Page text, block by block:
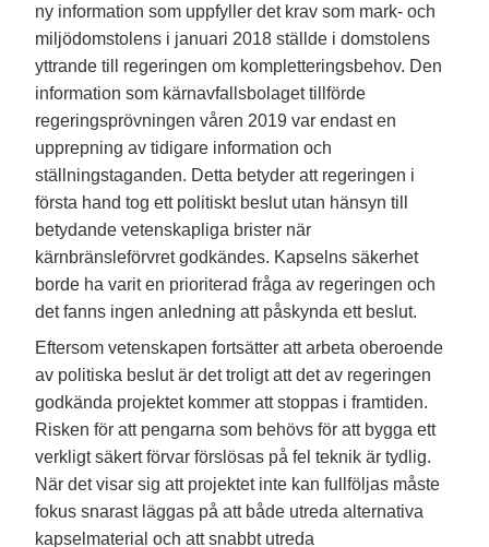
ny information som uppfyller det krav som mark- och
miljödomstolens i januari 2018 ställde i domstolens
yttrande till regeringen om kompletteringsbehov. Den
information som kärnavfallsbolaget tillförde
regeringsprövningen våren 2019 var endast en
upprepning av tidigare information och
ställningstaganden. Detta betyder att regeringen i
första hand tog ett politiskt beslut utan hänsyn till
betydande vetenskapliga brister när
kärnbränsleförvret godkändes. Kapselns säkerhet
borde ha varit en prioriterad fråga av regeringen och
det fanns ingen anledning att påskynda ett beslut.
Eftersom vetenskapen fortsätter att arbeta oberoende
av politiska beslut är det troligt att det av regeringen
godkända projektet kommer att stoppas i framtiden.
Risken för att pengarna som behövs för att bygga ett
verkligt säkert förvar förslösas på fel teknik är tydlig.
När det visar sig att projektet inte kan fullföljas måste
fokus snarast läggas på att både utreda alternativa
kapselmaterial och att snabbt utreda